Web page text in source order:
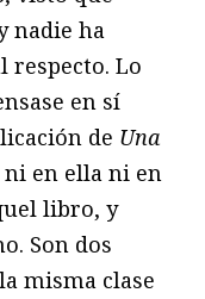
nadie ha
respecto. Lo
en sí
de Una
ni en ella ni en
libro, y
Son dos
misma clase